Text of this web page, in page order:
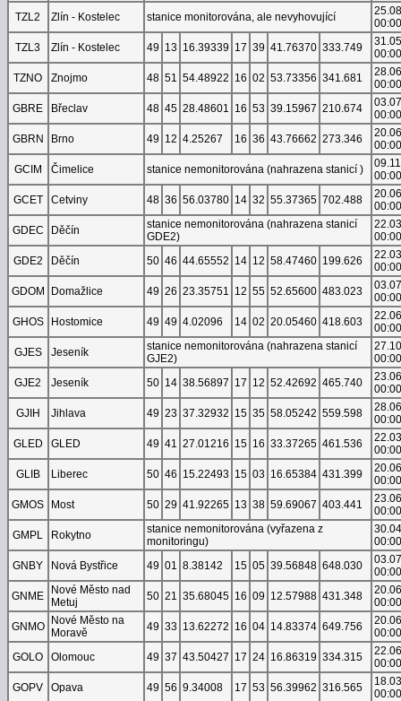
TZL2
Zlín - Kostelec stanice monitorována, ale nevyhovující
00:00
TZL3
Zlín - Kostelec 49 13 16.39339 17 39 41.76370 333.749
00:00
TZNO
Znojmo 48 51 54.48922 16 02 53.73356 341.681
00:00
GBRE
Břeclav 48 45 28.48601 16 53 39.15967 210.674
00:00
GBRN
Brno 49 12 4.25267 16 36 43.76662 273.346
00:00
GCIM
Čimelice stanice nemonitorována (nahrazena stanicí )
00:00
GCET
Cetviny 48 36 56.03780 14 32 55.37365 702.488
00:00
GDEC
Děčín
stanice nemonitorována (nahrazena stanicí
GDE2)
00:00
GDE2
Děčín 50 46 44.65552 14 12 58.47460 199.626
00:00
GDOM
Domažlice 49 26 23.35751 12 55 52.65600 483.023
00:00
GHOS
Hostomice 49 49 4.02096 14 02 20.05460 418.603
00:00
GJES
Jeseník
stanice nemonitorována (nahrazena stanicí
GJE2)
00:00
GJE2
Jeseník 50 14 38.56897 17 12 52.42692 465.740
00:00
GJIH
Jihlava 49 23 37.32932 15 35 58.05242 559.598
00:00
GLED
GLED 49 41 27.01216 15 16 33.37265 461.536
00:00
GLIB
Liberec 50 46 15.22493 15 03 16.65384 431.399
00:00
GMOS
Most 50 29 41.92265 13 38 59.69067 403.441
00:00
GMPL
Rokytno
stanice nemonitorována (vyřazena z
monitoringu)
00:00
GNBY
Nová Bystřice 49 01 8.38142 15 05 39.56848 648.030
00:00
GNME
Nové Město nad
Metuj
50 21 35.68045 16 09 12.57988 431.348
00:00
GNMO
Nové Město na
Moravě
49 33 13.62272 16 04 14.83374 649.756
00:00
GOLO
Olomouc 49 37 43.50427 17 24 16.86319 334.315
00:00
GOPV
Opava 49 56 9.34008 17 53 56.39962 316.565
00:00